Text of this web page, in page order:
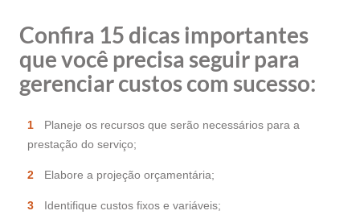
Confira 15 dicas importantes
que você precisa seguir para
gerenciar custos com sucesso:
Planeje os recursos que serão necessários para a
prestação do serviço;
Elabore a projeção orçamentária;
Identifique custos fixos e variáveis;